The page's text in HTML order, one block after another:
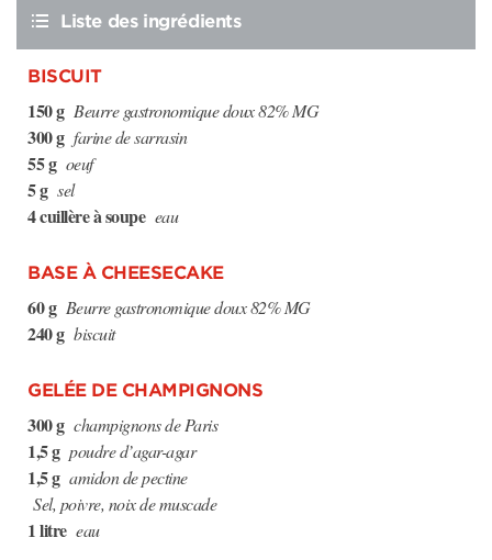
Liste des ingrédients
BISCUIT
150 g Beurre gastronomique doux 82% MG
300 g farine de sarrasin
55 g oeuf
5 g sel
4 cuillère à soupe eau
BASE À CHEESECAKE
60 g Beurre gastronomique doux 82% MG
240 g biscuit
GELÉE DE CHAMPIGNONS
300 g champignons de Paris
1,5 g poudre d’agar-agar
1,5 g amidon de pectine
Sel, poivre, noix de muscade
1 litre eau